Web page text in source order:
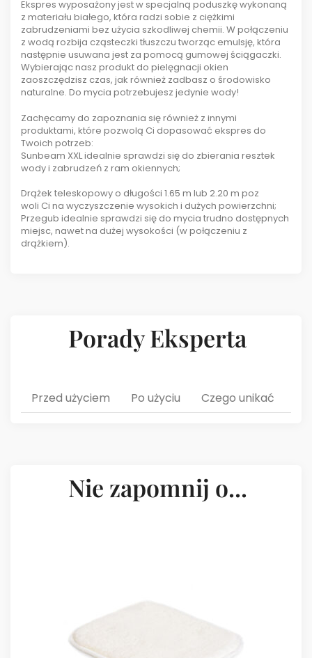
Ekspres wyposażony jest w specjalną poduszkę wykonaną
z materiału białego, która radzi sobie z ciężkimi
zabrudzeniami bez użycia szkodliwej chemii. W połączeniu
z wodą rozbija cząsteczki tłuszczu tworząc emulsję, która
następnie usuwana jest za pomocą gumowej ściągaczki.
Wybierając nasz produkt do pielęgnacji okien
zaoszczędzisz czas, jak również zadbasz o środowisko
naturalne. Do mycia potrzebujesz jedynie wody!
Zachęcamy do zapoznania się również z innymi
produktami, które pozwolą Ci dopasować ekspres do
Twoich potrzeb:
Sunbeam XXL idealnie sprawdzi się do zbierania resztek
wody i zabrudzeń z ram okiennych;
Drążek teleskopowy o długości 1.65 m lub 2.20 m poz
woli Ci na wyczyszczenie wysokich i dużych powierzchni;
Przegub idealnie sprawdzi się do mycia trudno dostępnych
miejsc, nawet na dużej wysokości (w połączeniu z
drążkiem).
Porady Eksperta
Przed użyciem Po użyciu Czego unikać
Nie zapomnij o...